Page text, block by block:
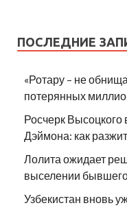
ПОСЛЕДНИЕ
«Ротару – не
потерянных
Росчерк Высоцкого
Дэймона: как
Лолита ожидает
выселении
Узбекистан вновь